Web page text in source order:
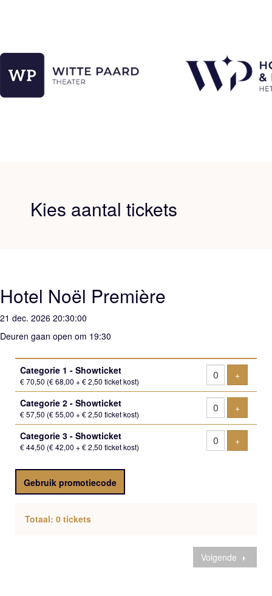
Kies aantal tickets
Hotel Noël Première
21 dec. 2026 20:30:00
Deuren gaan open om 19:30
Aantal
Categorie 1 - Showticket
€ 70,50 (€ 68,00 + € 2,50 ticket kost)
+Voeg
Categorie 2 - Showticket
€ 57,50 (€ 55,00 + € 2,50 ticket kost)
+Voeg
Categorie 3 - Showticket
€ 44,50 (€ 42,00 + € 2,50 ticket kost)
+Voeg
Gebruik promotiecode
Totaal: 0 tickets
Volgende